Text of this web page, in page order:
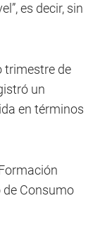
es decir, sin
trimestre de
un
en términos
de Consumo